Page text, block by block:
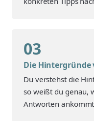
03
Die Hintergründe
Du verstehst die
so weißt du genau,
Antworten